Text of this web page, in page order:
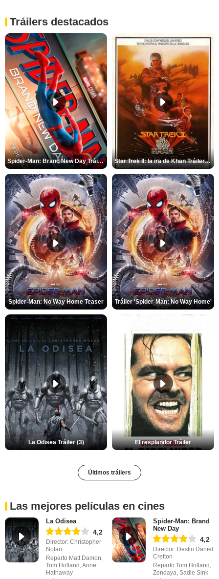
Tráilers destacados
Spider-Man: Brand New Day Tráiler (3) Star Trek II: la ira de Khan Tráiler VO
Spider-Man: No Way Home Teaser Tráiler 'Spider-Man: No Way Home'
La Odisea Tráiler (3) El resplandor Tráiler
Últimos tráilers
Las mejores películas en cines
La Odisea
4,2
Director: Christopher
Nolan
Reparto Matt Damon,
Tom Holland, Anne
Hathaway
Spider-Man: Brand
New Day
4,2
Director: Destin Daniel
Cretton
Reparto Tom Holland,
Zendaya, Sadie Sink